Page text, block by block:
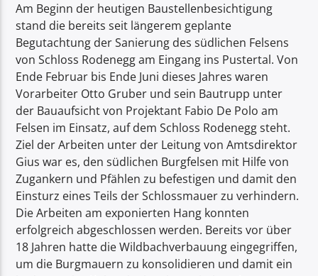
Am Beginn der heutigen Baustellenbesichtigung
stand die bereits seit längerem geplante
Begutachtung der Sanierung des südlichen Felsens
von Schloss Rodenegg am Eingang ins Pustertal. Von
Ende Februar bis Ende Juni dieses Jahres waren
Vorarbeiter Otto Gruber und sein Bautrupp unter
der Bauaufsicht von Projektant Fabio De Polo am
Felsen im Einsatz, auf dem Schloss Rodenegg steht.
Ziel der Arbeiten unter der Leitung von Amtsdirektor
Gius war es, den südlichen Burgfelsen mit Hilfe von
Zugankern und Pfählen zu befestigen und damit den
Einsturz eines Teils der Schlossmauer zu verhindern.
Die Arbeiten am exponierten Hang konnten
erfolgreich abgeschlossen werden. Bereits vor über
18 Jahren hatte die Wildbachverbauung eingegriffen,
um die Burgmauern zu konsolidieren und damit ein